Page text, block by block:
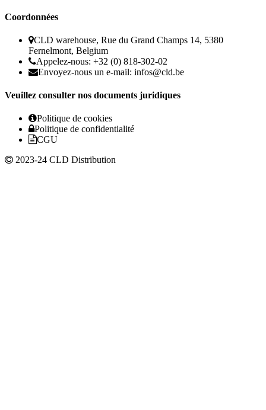
Coordonnées
CLD warehouse, Rue du Grand Champs 14, 5380
Fernelmont, Belgium
Appelez-nous: +32 (0) 818-302-02
Envoyez-nous un e-mail: infos@cld.be
Veuillez consulter nos documents juridiques
Politique de cookies
Politique de confidentialité
CGU
2023-24 CLD Distribution